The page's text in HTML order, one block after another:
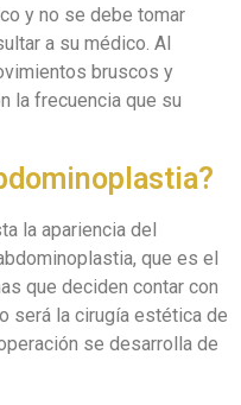
y no se debe tomar
a su médico. Al
bruscos y
la frecuencia que su
la apariencia del
que es el
que deciden contar con
será la cirugía estética de
se desarrolla de